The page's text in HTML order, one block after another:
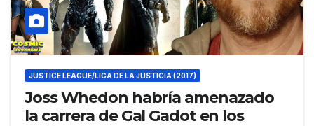
JUSTICE LEAGUE/LIGA DE LA JUSTICIA (2017)
Joss Whedon habría amenazado
la carrera de Gal Gadot en los